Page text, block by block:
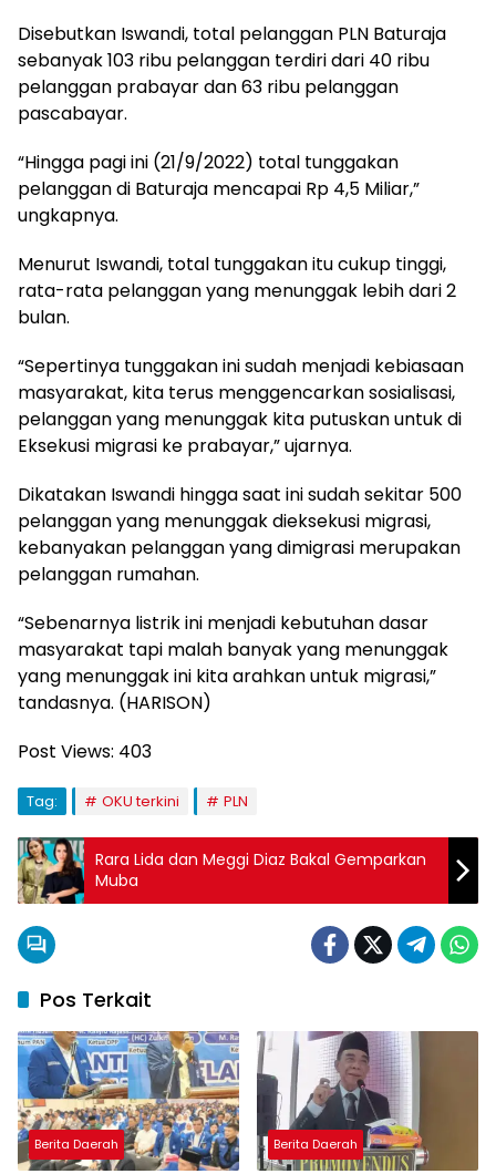
Disebutkan Iswandi, total pelanggan PLN Baturaja
sebanyak 103 ribu pelanggan terdiri dari 40 ribu
pelanggan prabayar dan 63 ribu pelanggan
pascabayar.
“Hingga pagi ini (21/9/2022) total tunggakan
pelanggan di Baturaja mencapai Rp 4,5 Miliar,”
ungkapnya.
Menurut Iswandi, total tunggakan itu cukup tinggi,
rata-rata pelanggan yang menunggak lebih dari 2
bulan.
“Sepertinya tunggakan ini sudah menjadi kebiasaan
masyarakat, kita terus menggencarkan sosialisasi,
pelanggan yang menunggak kita putuskan untuk di
Eksekusi migrasi ke prabayar,” ujarnya.
Dikatakan Iswandi hingga saat ini sudah sekitar 500
pelanggan yang menunggak dieksekusi migrasi,
kebanyakan pelanggan yang dimigrasi merupakan
pelanggan rumahan.
“Sebenarnya listrik ini menjadi kebutuhan dasar
masyarakat tapi malah banyak yang menunggak
yang menunggak ini kita arahkan untuk migrasi,”
tandasnya. (HARISON)
Post Views: 403
Tag: OKU terkini PLN
Rara Lida dan Meggi Diaz Bakal Gemparkan
Muba
Pos Terkait
Berita Daerah Berita Daerah